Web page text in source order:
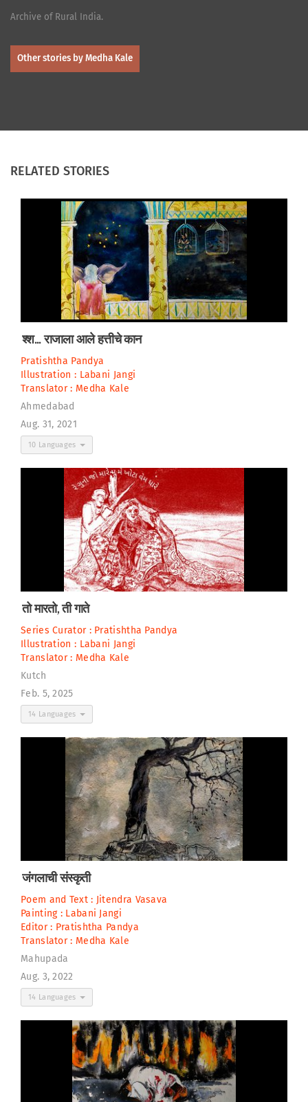
Archive of Rural India.
Other stories by Medha Kale
RELATED STORIES
श्श... राजाला आले हत्तीचे कान
Pratishtha Pandya
Illustration : Labani Jangi
Translator : Medha Kale
Ahmedabad
Aug. 31, 2021
10 Languages
तो मारतो, ती गाते
Series Curator : Pratishtha Pandya
Illustration : Labani Jangi
Translator : Medha Kale
Kutch
Feb. 5, 2025
14 Languages
जंगलाची संस्कृती
Poem and Text : Jitendra Vasava
Painting : Labani Jangi
Editor : Pratishtha Pandya
Translator : Medha Kale
Mahupada
Aug. 3, 2022
14 Languages